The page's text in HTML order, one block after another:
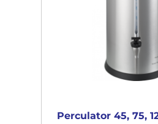
Perculator 45, 75,